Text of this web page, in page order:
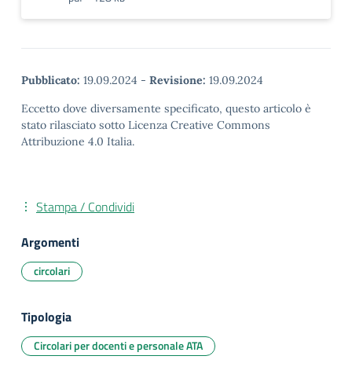
Pubblicato: 19.09.2024 - Revisione: 19.09.2024
Eccetto dove diversamente specificato, questo articolo è
stato rilasciato sotto Licenza Creative Commons
Attribuzione 4.0 Italia.
Stampa / Condividi
Argomenti
circolari
Tipologia
Circolari per docenti e personale ATA